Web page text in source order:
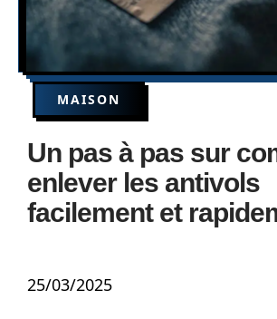
MAISON
Un pas à pas sur
enlever les antivols
facilement et
25/03/2025